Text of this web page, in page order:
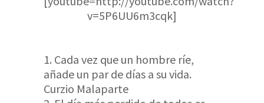
v=5P6UU6m3cqk]
Cada vez que un hombre ríe,
añade un par de días a su vida.
Curzio Malaparte